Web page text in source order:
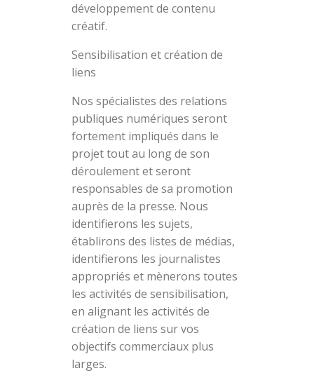
développement de contenu
créatif.
Sensibilisation et création de
liens
Nos spécialistes des relations
publiques numériques seront
fortement impliqués dans le
projet tout au long de son
déroulement et seront
responsables de sa promotion
auprès de la presse. Nous
identifierons les sujets,
établirons des listes de médias,
identifierons les journalistes
appropriés et mènerons toutes
les activités de sensibilisation,
en alignant les activités de
création de liens sur vos
objectifs commerciaux plus
larges.